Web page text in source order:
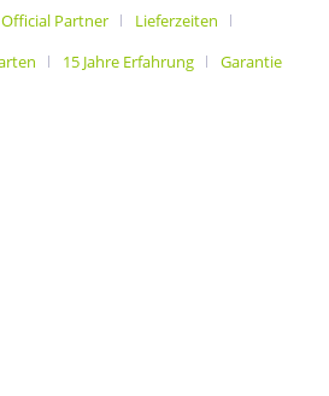
Partner
Lieferzeiten
15 Jahre Erfahrung Garantie